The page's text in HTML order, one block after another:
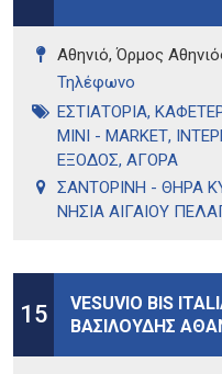
Αθηνιό, Όρμος
Τηλέφωνo
ΕΣΤΙΑΤΟΡΙΑ,
MINI - MARKET,
ΕΞΟΔΟΣ, ΑΓΟΡΑ
ΣΑΝΤΟΡΙΝΗ - ΘΗΡΑ
ΝΗΣΙΑ ΑΙΓΑΙΟΥ
15
VESUVIO BIS
ΒΑΣΙΛΟΥΔΗΣ